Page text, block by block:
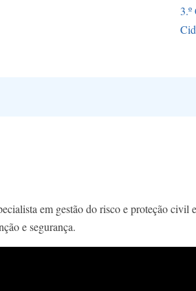
em gestão do risco e proteção
e segurança.